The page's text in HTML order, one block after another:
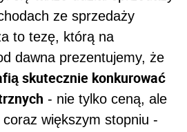
ze sprzedaży
to tezę, którą na
dawna prezentujemy, że
skutecznie konkurować
- nie tylko ceną, ale
większym stopniu -